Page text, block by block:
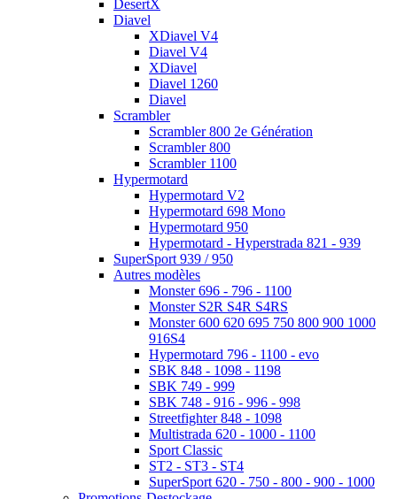
DesertX
Diavel
XDiavel V4
Diavel V4
XDiavel
Diavel 1260
Diavel
Scrambler
Scrambler 800 2e Génération
Scrambler 800
Scrambler 1100
Hypermotard
Hypermotard V2
Hypermotard 698 Mono
Hypermotard 950
Hypermotard - Hyperstrada 821 - 939
SuperSport 939 / 950
Autres modèles
Monster 696 - 796 - 1100
Monster S2R S4R S4RS
Monster 600 620 695 750 800 900 1000
916S4
Hypermotard 796 - 1100 - evo
SBK 848 - 1098 - 1198
SBK 749 - 999
SBK 748 - 916 - 996 - 998
Streetfighter 848 - 1098
Multistrada 620 - 1000 - 1100
Sport Classic
ST2 - ST3 - ST4
SuperSport 620 - 750 - 800 - 900 - 1000